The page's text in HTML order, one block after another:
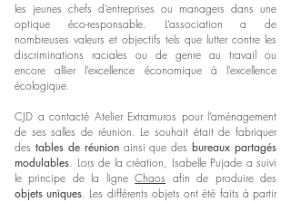
les jeunes chefs d’entreprises ou managers dans une
optique éco-responsable. L’association a de
nombreuses valeurs et objectifs tels que lutter contre les
discriminations raciales ou de genre au travail ou
encore allier l’excellence économique à l’excellence
écologique.
CJD a contacté Atelier Extramuros pour l’aménagement
de ses salles de réunion. Le souhait était de fabriquer
des tables de réunionainsi que desbureaux partagés
modulables. Lors de la création, Isabelle Pujade a suivi
le principe de la ligneChaos afin de produire des
objets uniques. Les différents objets ont été faits à partir